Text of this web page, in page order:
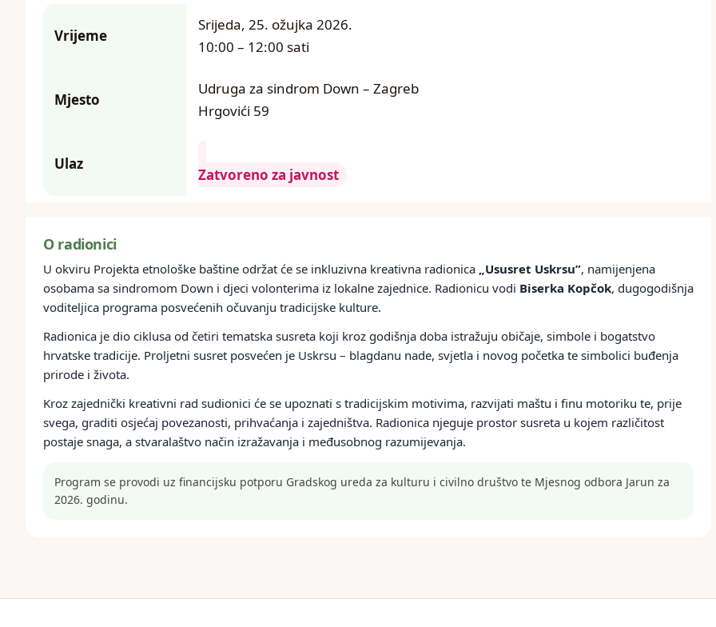
Vrijeme
Srijeda, 25. ožujka 2026.
10:00 – 12:00 sati
Mjesto
Udruga za sindrom Down – Zagreb
Hrgovići 59
Ulaz
Zatvoreno za javnost
O radionici
U okviru Projekta etnološke baštine održat će se inkluzivna kreativna radionica „Ususret Uskrsu”, namijenjena
osobama sa sindromom Down i djeci volonterima iz lokalne zajednice. Radionicu vodi Biserka Kopčok, dugogodišnja
voditeljica programa posvećenih očuvanju tradicijske kulture.
Radionica je dio ciklusa od četiri tematska susreta koji kroz godišnja doba istražuju običaje, simbole i bogatstvo
hrvatske tradicije. Proljetni susret posvećen je Uskrsu – blagdanu nade, svjetla i novog početka te simbolici buđenja
prirode i života.
Kroz zajednički kreativni rad sudionici će se upoznati s tradicijskim motivima, razvijati maštu i finu motoriku te, prije
svega, graditi osjećaj povezanosti, prihvaćanja i zajedništva. Radionica njeguje prostor susreta u kojem različitost
postaje snaga, a stvaralaštvo način izražavanja i međusobnog razumijevanja.
Program se provodi uz financijsku potporu Gradskog ureda za kulturu i civilno društvo te Mjesnog odbora Jarun za
2026. godinu.